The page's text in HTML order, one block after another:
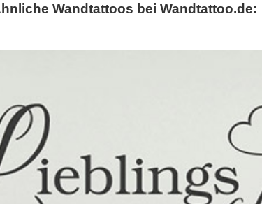
Wandtattoos bei Wandtattoo.de: